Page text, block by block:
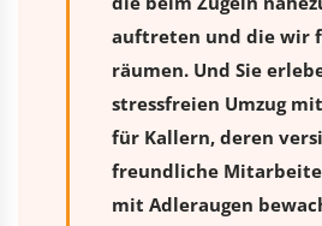
auftreten und die wir
räumen. Und Sie
stressfreien Umzugmit
für Kallern, deren
freundliche
mit Adleraugen